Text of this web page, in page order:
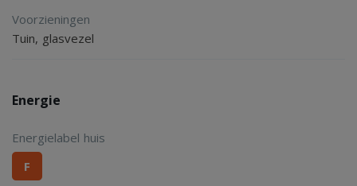
Voorzieningen
Tuin, glasvezel
Energie
Energielabel huis
F